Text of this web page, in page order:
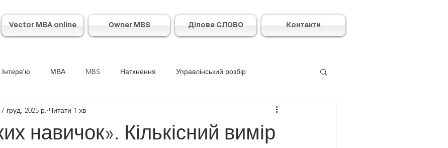
Vector MBA online Owner MBS Ділове СЛОВО Контакти
Інтерв'ю МВА MBS Натхнення Управлінський розбір
навичок». Кількісний вимір
груд. 2025 р. Читати 1 хв